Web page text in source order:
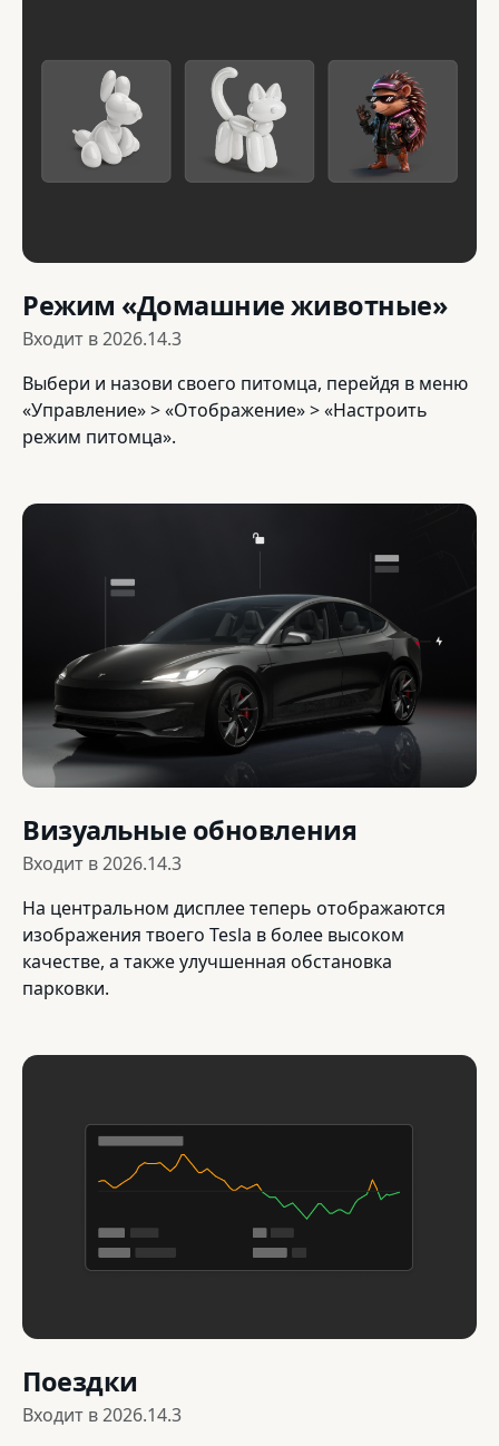
Режим «Домашние животные»
Входит в2026.14.3
Выбери и назови своего питомца, перейдя в меню
«Управление» > «Отображение» > «Настроить
режим питомца».
Визуальные обновления
Входит в2026.14.3
На центральном дисплее теперь отображаются
изображения твоего Tesla в более высоком
качестве, а также улучшенная обстановка
парковки.
Поездки
Входит в2026.14.3